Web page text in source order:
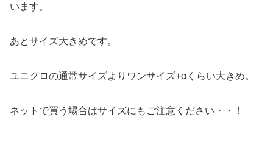
います。
あとサイズ大きめです。
ユニクロの通常サイズよりワンサイズ+αくらい大きめ。
ネットで買う場合はサイズにもご注意ください・・！